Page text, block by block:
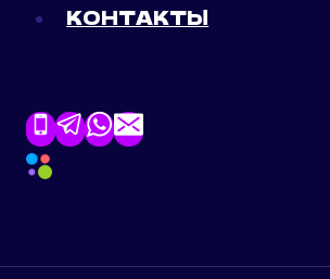
КОНТАКТЫ